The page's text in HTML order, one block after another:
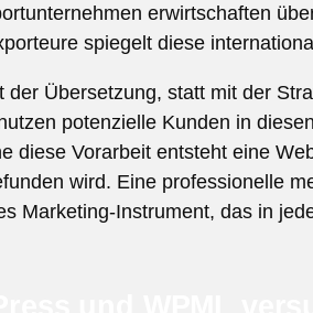
erwirtschaften
spiegelt diese
Übersetzung, statt mit der
potenzielle Kunden in
diese Vorarbeit entsteht eine
wird. Eine professionelle
Marketing-Instrument, das in